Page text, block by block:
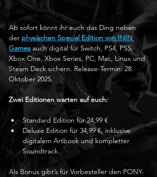
Ab sofort könnt ihr euch das Ding neben
der physischen Special Edition von ININ
Games auch digital für Switch, PS4, PS5,
Xbox One, Xbox Series, PC, Mac, Linux und
Steam Deck sichern. Release-Termin: 28.
Oktober 2025.
Zwei Editionen warten auf euch:
Standard Edition für 24,99 €
Deluxe Edition für 34,99 €, inklusive
digitalem Artbook und kompletter
Soundtrack.
Als Bonus gibt’s für Vorbesteller den PONY-